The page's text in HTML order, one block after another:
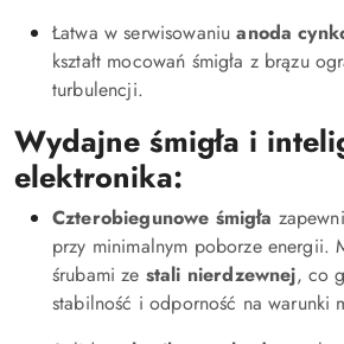
Łatwa w serwisowaniuanoda
kształt mocowań śmigła z brązu
turbulencji.
Wydajne śmigła i
elektronika:
Czterobiegunowe śmigła
przy minimalnym poborze energii.
śrubami ze stali nierdzewnej, co
stabilność i odporność na warunki